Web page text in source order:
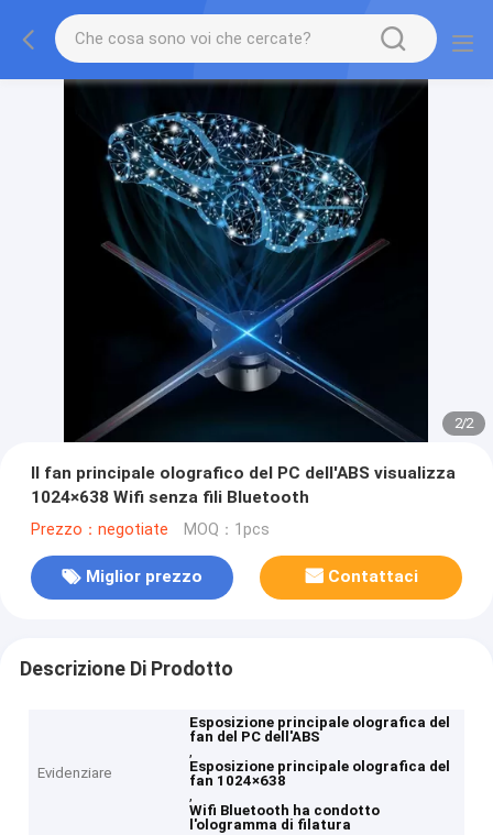
2/2
Il fan principale olografico del PC dell'ABS visualizza
1024×638 Wifi senza fili Bluetooth
Prezzo：negotiate MOQ：1pcs
Miglior prezzo Contattaci
Descrizione Di Prodotto
Evidenziare
Esposizione principale olografica del
fan del PC dell'ABS
,
Esposizione principale olografica del
fan 1024×638
,
Wifi Bluetooth ha condotto
l'ologramma di filatura